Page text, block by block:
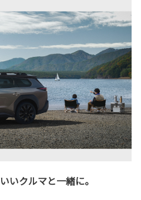
いクルマと一緒に。